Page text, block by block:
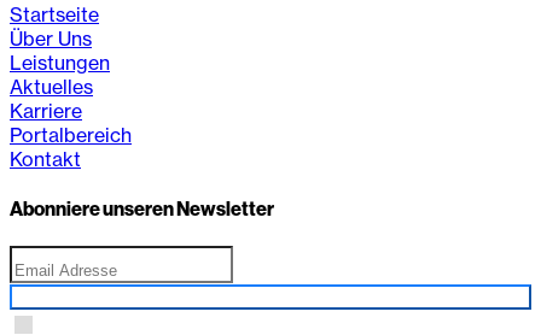
Startseite
Über Uns
Leistungen
Aktuelles
Karriere
Portalbereich
Kontakt
Abonniere unseren Newsletter